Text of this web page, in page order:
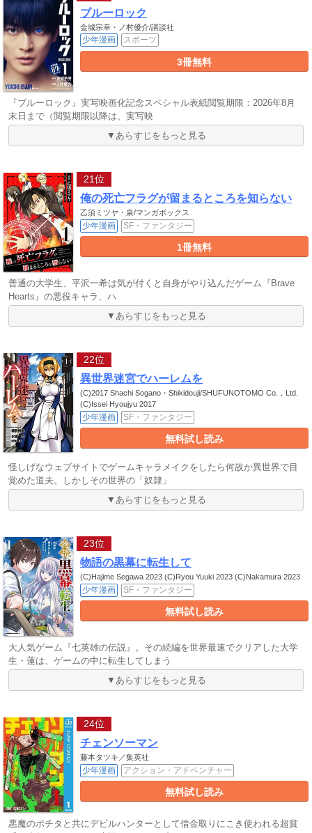
ブルーロック
金城宗幸・ノ村優介/講談社
少年漫画 スポーツ
3冊無料
『ブルーロック』実写映画化記念スペシャル表紙閲覧期限：2026年8月
末日まで（閲覧期限以降は、実写映
▼あらすじをもっと見る
21位
俺の死亡フラグが留まるところを知らない
乙須ミツヤ・泉/マンガボックス
少年漫画 SF・ファンタジー
1冊無料
普通の大学生、平沢一希は気が付くと自身がやり込んだゲーム『Brave
Hearts』の悪役キャラ、ハ
▼あらすじをもっと見る
22位
異世界迷宮でハーレムを
(C)2017 Shachi Sogano・Shikidouji/SHUFUNOTOMO Co.，Ltd.
(C)Issei Hyoujyu 2017
少年漫画 SF・ファンタジー
無料試し読み
怪しげなウェブサイトでゲームキャラメイクをしたら何故か異世界で目
覚めた道夫。しかしその世界の「奴隷」
▼あらすじをもっと見る
23位
物語の黒幕に転生して
(C)Hajime Segawa 2023 (C)Ryou Yuuki 2023 (C)Nakamura 2023
少年漫画 SF・ファンタジー
無料試し読み
大人気ゲーム『七英雄の伝説』。その続編を世界最速でクリアした大学
生・蓮は、ゲームの中に転生してしまう
▼あらすじをもっと見る
24位
チェンソーマン
藤本タツキ／集英社
少年漫画 アクション・アドベンチャー
無料試し読み
悪魔のポチタと共にデビルハンターとして借金取りにこき使われる超貧